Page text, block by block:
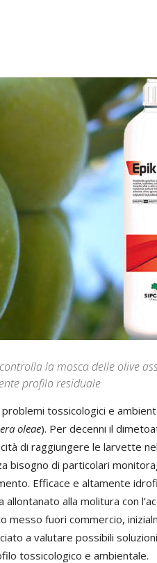
la mosca delle olive
profilo residuale
tossicologici e
oleae). Per decenni il
di raggiungere le larvette
bisogno di particolari
Efficace e altamente
alla molitura con
messo fuori commercio,
a valutare possibili
tossicologico e ambientale.